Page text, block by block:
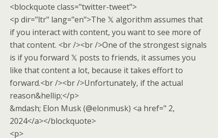
<blockquote class="twitter-tweet">
<p dir="ltr" lang="en">The 𝕏 algorithm assumes that
if you interact with content, you want to see more of
that content. <br /><br />One of the strongest signals
is if you forward 𝕏 posts to friends, it assumes you
like that content a lot, because it takes effort to
forward.<br /><br />Unfortunately, if the actual
reason&hellip;</p>
&mdash; Elon Musk (@elonmusk) <a href=" 2,
2024</a></blockquote>
<p>